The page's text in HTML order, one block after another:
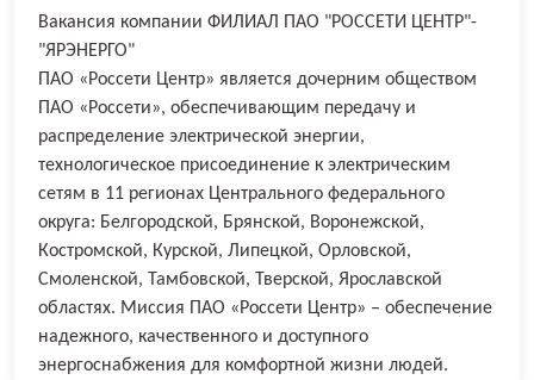
Вакансия компании ФИЛИАЛ ПАО "РОССЕТИ ЦЕНТР"-
"ЯРЭНЕРГО"
ПАО «Россети Центр» является дочерним обществом
ПАО «Россети», обеспечивающим передачу и
распределение электрической энергии,
технологическое присоединение к электрическим
сетям в 11 регионах Центрального федерального
округа: Белгородской, Брянской, Воронежской,
Костромской, Курской, Липецкой, Орловской,
Смоленской, Тамбовской, Тверской, Ярославской
областях. Миссия ПАО «Россети Центр» – обеспечение
надежного, качественного и доступного
энергоснабжения для комфортной жизни людей.